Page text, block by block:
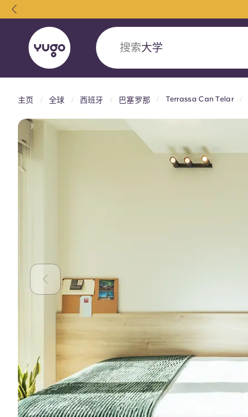
搜索学生公寓
关于我们地点更多
English (GB)
主页 全球 西班牙 巴塞罗那 Terrassa Can Telar